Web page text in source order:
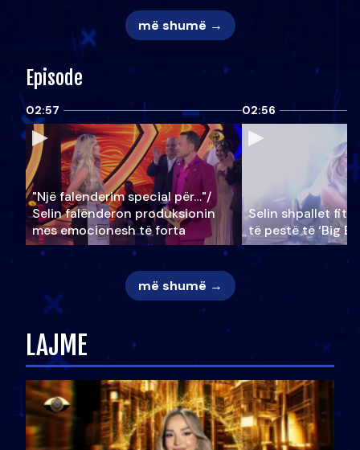
më shumë →
Episode
02:57
"Një falenderim special për…"/
Selin falënderon produksionin
mes emocionesh të forta
02:56
Selin shpallet
të pestë të ‘Big
më shumë →
LAJME